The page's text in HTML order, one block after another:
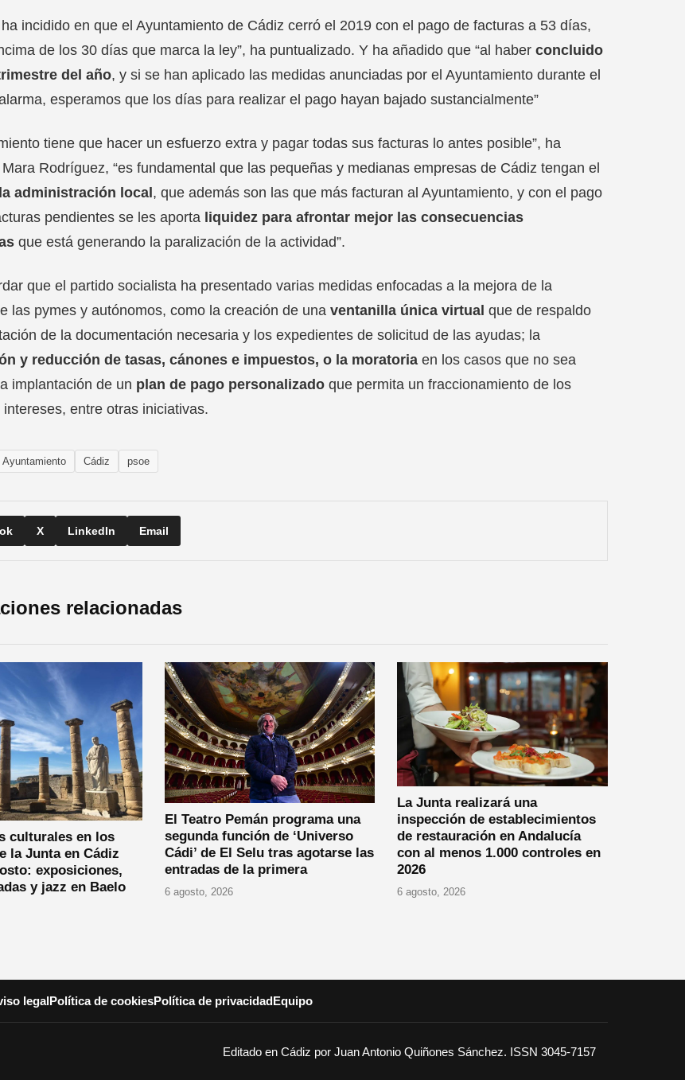
incidido en que el Ayuntamiento de Cádiz cerró el 2019 con el pago de facturas a 53 días,
de los 30 días que marca la ley”, ha puntualizado. Y ha añadido que “al haber concluido
del año, y si se han aplicado las medidas anunciadas por el Ayuntamiento durante el
esperamos que los días para realizar el pago hayan bajado sustancialmente”
tiene que hacer un esfuerzo extra y pagar todas sus facturas lo antes posible”, ha
Rodríguez, “es fundamental que las pequeñas y medianas empresas de Cádiz tengan el
administración local , que además son las que más facturan al Ayuntamiento, y con el pago
pendientes se les aporta liquidez para afrontar mejor las consecuencias
que está generando la paralización de la actividad”.
que el partido socialista ha presentado varias medidas enfocadas a la mejora de la
las pymes y autónomos, como la creación de una ventanilla única virtual que de respaldo
de la documentación necesaria y los expedientes de solicitud de las ayudas; la
y reducción de tasas, cánones e impuestos, o la moratoria en los casos que no sea
implantación de un plan de pago personalizado que permita un fraccionamiento de los
intereses, entre otras iniciativas.
Ayuntamiento Cádiz psoe
X LinkedIn Email
relacionadas
culturales en los
la Junta en Cádiz
exposiciones,
y jazz en Baelo
El Teatro Pemán programa una
segunda función de ‘Universo
Cádi’ de El Selu tras agotarse las
entradas de la primera
6 agosto, 2026
La Junta realizará una
inspección de establecimientos
de restauración en Andalucía
con al menos 1.000 controles en
2026
6 agosto, 2026
legalPolítica de cookiesPolítica de privacidadEquipo
Editado en Cádiz por Juan Antonio Quiñones Sánchez. ISSN 3045-7157